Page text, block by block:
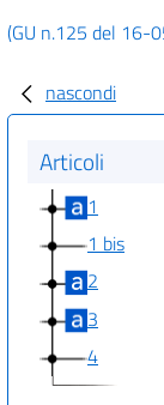
(GU n.125 del 16-
nascondi
Articoli
1
1 bis
2
3
4